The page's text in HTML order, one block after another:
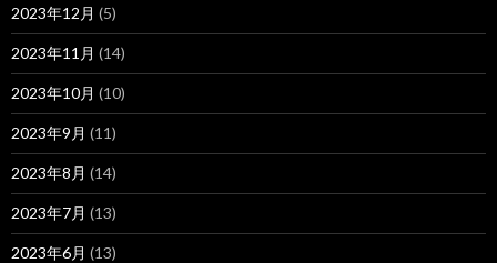
2023年12月 (5)
2023年11月 (14)
2023年10月 (10)
2023年9月 (11)
2023年8月 (14)
2023年7月 (13)
2023年6月 (13)